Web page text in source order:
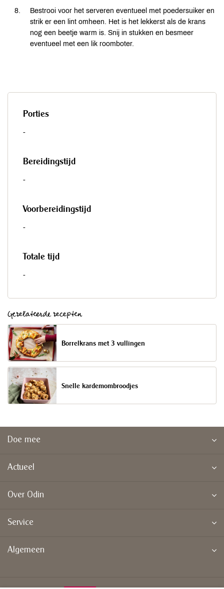
Bestrooi voor het serveren eventueel met poedersuiker en
strik er een lint omheen. Het is het lekkerst als de krans
nog een beetje warm is. Snij in stukken en besmeer
eventueel met een lik roomboter.
Porties
-
Bereidingstijd
-
Voorbereidingstijd
-
Totale tijd
-
Gerelateerde recepten
Borrelkrans met 3 vullingen
Snelle kardemombroodjes
Doe mee
Actueel
Over Odin
Service
Algemeen